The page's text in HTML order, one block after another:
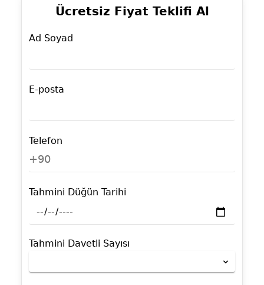
Ücretsiz Fiyat Teklifi Al
Ad Soyad
E-posta
Telefon
+90
Tahmini Düğün Tarihi
Tahmini Davetli Sayısı